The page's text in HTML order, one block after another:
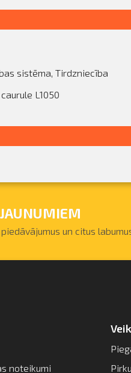
sistēma Tirdzniecība
L1050
un citus
noteikumi